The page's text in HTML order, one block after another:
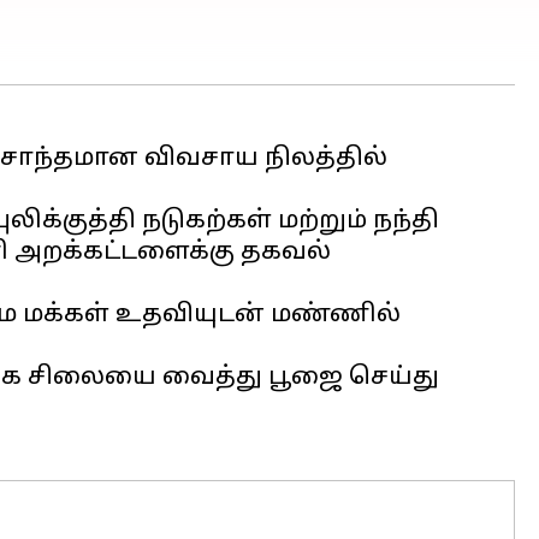
விவசாய நிலத்தில்
நடுகற்கள் மற்றும் நந்தி
அறக்கட்டளைக்கு தகவல்
மக்கள் உதவியுடன் மண்ணில்
சிலையை வைத்து பூஜை செய்து